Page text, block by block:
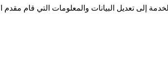
إلى تعديل البيانات والمعلومات التي قام مقدم